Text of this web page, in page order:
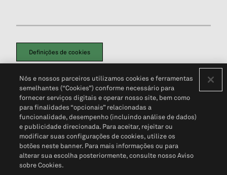
Definições de cookies
Política de PrivacidadePortal de privacidade do cliente (em inglês)
Não Venda Minhas Informações Pessoais© 2026 S&P Global
Nós e nossos parceiros utilizamos cookies e ferramentas
semelhantes (“Cookies”) conforme necessário para
fornecer serviços digitais e operar nosso site, bem como
para finalidades “opcionais” relacionadas a
funcionalidade, desempenho (incluindo análise de dados)
e publicidade direcionada. Para aceitar, rejeitar ou
modificar suas configurações de cookies, utilize os
botões neste banner. Para mais informações ou para
alterar sua escolha posteriormente, consulte nosso Aviso
sobre Cookies.